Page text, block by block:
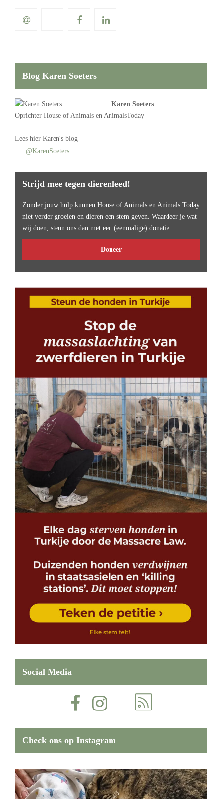
Blog Karen Soeters
Karen Soeters
Oprichter House of Animals en AnimalsToday
Lees hier Karen's blog
@KarenSoeters
Strijd mee tegen dierenleed!
Zonder jouw hulp kunnen House of Animals en Animals Today
niet verder groeien en dieren een stem geven. Waardeer je wat
wij doen, steun ons dan met een (eenmalige) donatie.
Doneer
Social Media
Check ons op Instagram